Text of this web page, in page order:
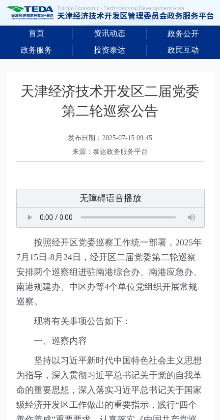
首页 资讯动态
政务公开
政务服务
投资泰达 政民互动
天津经济技术开发区二届党委
第二轮巡察公告
发布日期：2025-07-15 09:45
来源：泰达政务服务平台
无障碍语音播放
按照经开区党委巡察工作统一部署，2025年
7月15日-8月24日，经开区二届党委第二轮巡察
安排两个巡察组进驻南港综合办、南港应急办、
南港规建办、中区办等4个单位党组织开展常规
巡察。
现将有关事项公告如下：
一、巡察内容
坚持以习近平新时代中国特色社会主义思想
为指导，深入贯彻习近平总书记关于党的自我革
命的重要思想，深入落实习近平总书记关于国家
级经济开发区工作做出的重要指示，践行“四个